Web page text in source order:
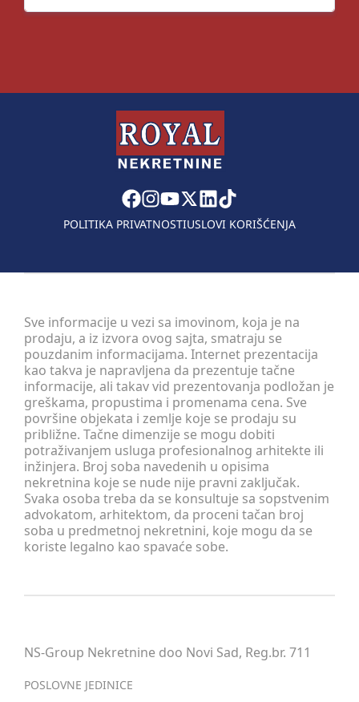
POLITIKA PRIVATNOSTIUSLOVI KORIŠĆENJA
Sve informacije u vezi sa imovinom, koja je na
prodaju, a iz izvora ovog sajta, smatraju se
pouzdanim informacijama. Internet prezentacija
kao takva je napravljena da prezentuje tačne
informacije, ali takav vid prezentovanja podložan je
greškama, propustima i promenama cena. Sve
površine objekata i zemlje koje se prodaju su
približne. Tačne dimenzije se mogu dobiti
potraživanjem usluga profesionalnog arhitekte ili
inžinjera. Broj soba navedenih u opisima
nekretnina koje se nude nije pravni zaključak.
Svaka osoba treba da se konsultuje sa sopstvenim
advokatom, arhitektom, da proceni tačan broj
soba u predmetnoj nekretnini, koje mogu da se
koriste legalno kao spavaće sobe.
NS-Group Nekretnine doo Novi Sad, Reg.br. 711
POSLOVNE JEDINICE